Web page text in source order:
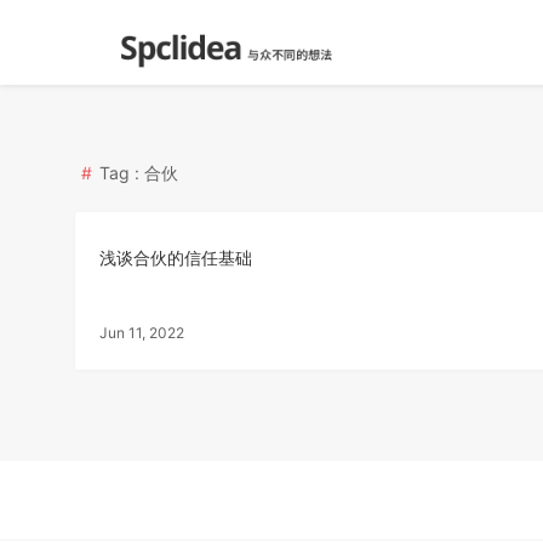
Tag : 合伙
浅谈合伙的信任基础
Jun 11, 2022